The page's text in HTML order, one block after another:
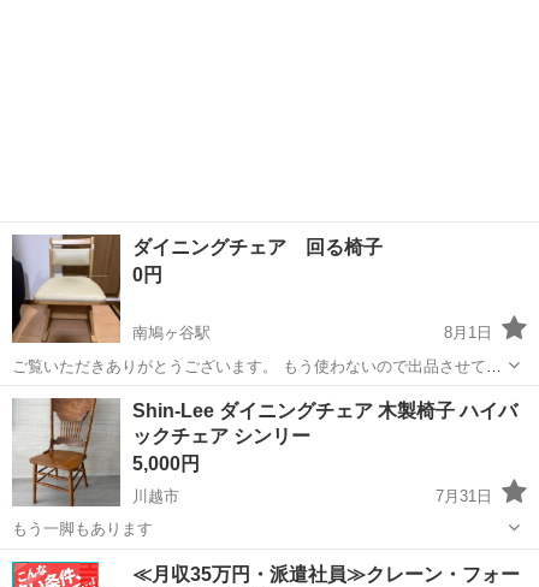
ダイニングチェア 回る椅子
0円
南鳩ヶ谷駅
8月1日
ご覧いただきありがとうございます。 もう使わないので出品させてい
ただきました。
埼玉 川口市 南鳩ヶ谷駅
Shin-Lee ダイニングチェア 木製椅子 ハイバ
ックチェア シンリー
5,000円
川越市
7月31日
もう一脚もあります
埼玉 川越市 椅子
≪月収35万円・派遣社員≫クレーン・フォー